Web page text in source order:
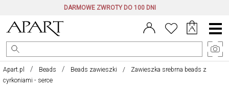
DARMOWE ZWROTY DO 100 DNI
Menu
główne
Apart.pl Beads Beads zawieszki
Zawieszka srebrna beads z
cyrkoniami - serce